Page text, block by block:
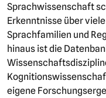
Sprachwissenschaft
Erkenntnisse über
Sprachfamilien und
hinaus ist die
eigene